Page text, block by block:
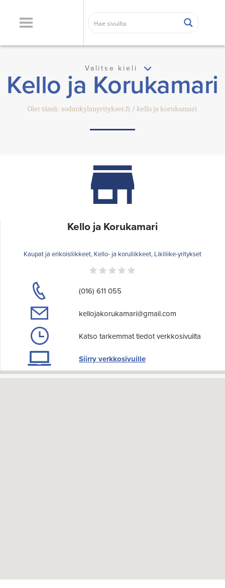
Valitse kieli
Kello ja Korukamari
Olet tässä: sodankylanyritykset.fi kello ja korukamari
Kello ja Korukamari
Kaupat ja erikoisliikkeet, Kello- ja koruliikkeet, Likiliike-yritykset
(016) 611 055
kellojakorukamari@gmail.com
Katso tarkemmat tiedot verkkosivuilta
Siirry verkkosivuille